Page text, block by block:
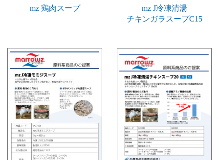
mz 鶏肉スープ
mz J冷凍清湯
チキンガラスープC15